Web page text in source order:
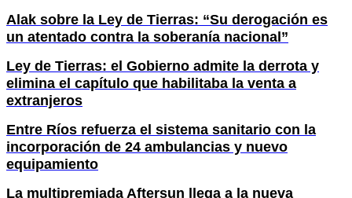
Alak sobre la Ley de Tierras: “Su derogación es
un atentado contra la soberanía nacional”
Ley de Tierras: el Gobierno admite la derrota y
elimina el capítulo que habilitaba la venta a
extranjeros
Entre Ríos refuerza el sistema sanitario con la
incorporación de 24 ambulancias y nuevo
equipamiento
La multipremiada Aftersun llega a la nueva